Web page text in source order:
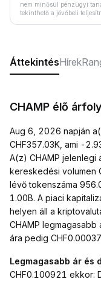
nem minősül pénzügyi
tekinthető a jövőbeli
ÁttekintésHírek
CHAMP élő
Aug 6, 2026 napján
CHF357.03K, ami -
A(z) CHAMP jelenlegi
kereskedési volumen
lévő tokenszáma
1.00B. A piaci
helyen áll a
CHAMP
ára pedig
Legmagasabb ár és
CHF0.100921 ekkor: